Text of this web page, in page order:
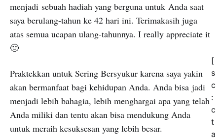
menjadi sebuah hadiah yang berguna untuk Anda saat
saya berulang-tahun ke 42 hari ini. Terimakasih juga
atas semua ucapan ulang-tahunnya. I really appreciate it
🙂
Praktekkan untuk Sering Bersyukur karena saya yakin
akan bermanfaat bagi kehidupan Anda. Anda bisa jadi
menjadi lebih bahagia, lebih menghargai apa yang telah
Anda miliki dan tentu akan bisa mendukung Anda
untuk meraih kesuksesan yang lebih besar.
[
s
c
:
c
t
a